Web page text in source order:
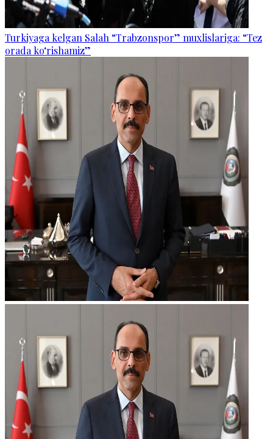
Turkiyaga kelgan Salah “Trabzonspor” muxlislariga: “Tez
orada ko‘rishamiz”